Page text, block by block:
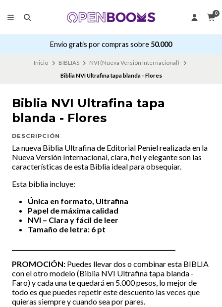
0
Envío gratis por compras sobre 50.000
Inicio BIBLIAS
NVI (Nueva Versión Internacional)
Biblia NVI Ultrafina tapa blanda - Flores
Biblia NVI Ultrafina tapa
blanda - Flores
DESCRIPCIÓN
La nueva Biblia Ultrafina de Editorial Peniel realizada en la
Nueva Versión Internacional, clara, fiel y elegante son las
características de esta Biblia ideal para obsequiar.
Esta biblia incluye:
Única en formato, Ultrafina
Papel de máxima calidad
NVI – Clara y fácil de leer
Tamaño de letra: 6 pt
PROMOCIÓN: Puedes llevar dos o combinar esta BIBLIA
con el otro modelo (Biblia NVI Ultrafina tapa blanda -
Faro) y cada una te quedará en 5.000 pesos, lo mejor de
todo es que puedes repetir este descuento las veces que
quieras siempre y cuando sea por pares.